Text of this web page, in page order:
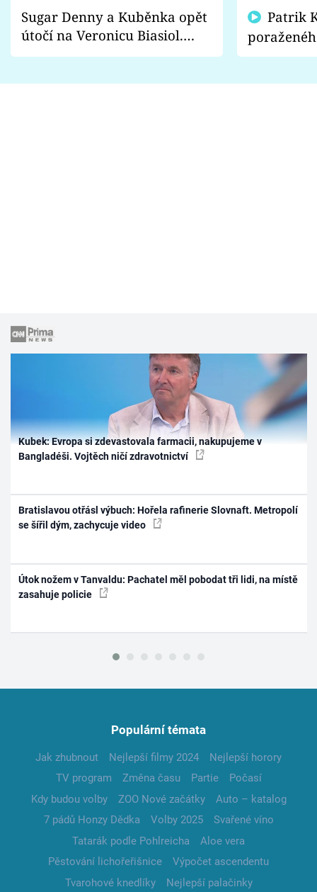
Sugar Denny a Kuběnka opět
útočí na Veronicu Biasiol.
Proč je podle nich falešná a
fanoušci
Kubek: Evropa si zdevastovala farmacii, nakupujeme v
Bangladéši. Vojtěch ničí zdravotnictví
Bratislavou otřásl výbuch: Hořela rafinerie Slovnaft. Metropolí
se šířil dým, zachycuje video
Útok nožem v Tanvaldu: Pachatel měl pobodat tři lidi, na místě
zasahuje policie
Populární témata
Jak zhubnout Nejlepší filmy 2024
Nejlepší horory
TV program
Změna času Partie
Počasí
Kdy budou volby
ZOO Nové začátky
Auto – katalog
7 pádů Honzy Dědka
Volby 2025
Svařené víno
Tatarák podle Pohlreicha
Aloe vera
Pěstování lichořeřišnice
Výpočet ascendentu
Tvarohové knedlíky
Nejlepší palačinky